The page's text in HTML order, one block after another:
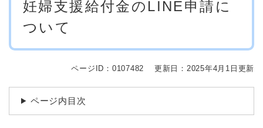
妊婦支援給付金のLINE申請に
ついて
ページID：0107482 更新日：2025年4月1日更新
ページ内目次